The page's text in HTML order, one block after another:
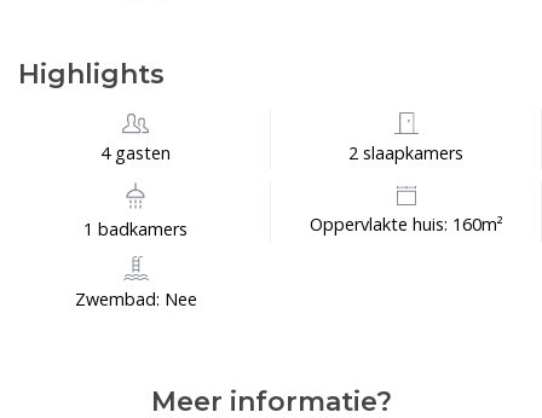
Highlights
4 gasten 2 slaapkamers
1 badkamers Oppervlakte huis: 160m²
Zwembad: Nee
Meer informatie?